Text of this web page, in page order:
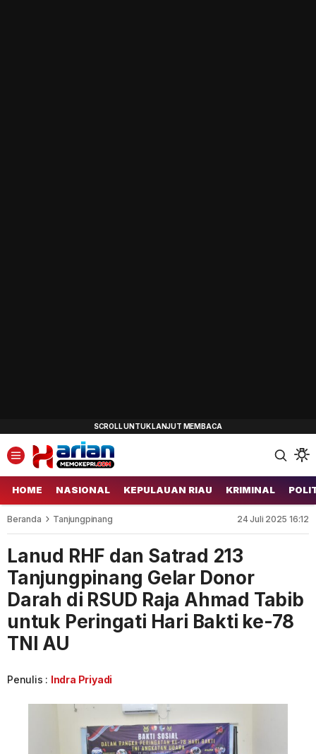
HOME NASIONAL KEPULAUAN RIAU KRIMINAL
Beranda Tanjungpinang 24 Juli 2025 16:12
Lanud RHF dan Satrad 213
Tanjungpinang Gelar Donor
Darah di RSUD Raja Ahmad Tabib
untuk Peringati Hari Bakti ke-78
TNI AU
Penulis : Indra Priyadi